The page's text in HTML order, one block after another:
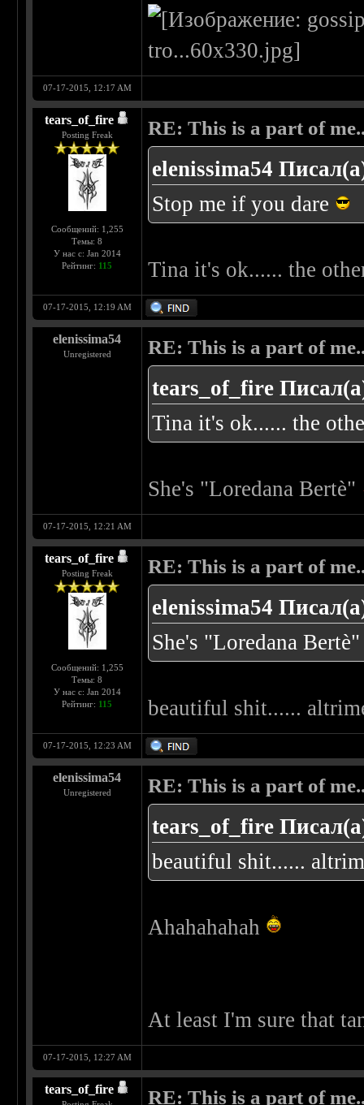
07-17-2015, 12:17 AM
tears_of_fire
Posting Freak
Сообщений: 1,255
Темы: 8
У нас с: Jan 2014
Рейтинг: 115
RE: This is a part of
elenissima54
Stop me if you dare
Tina it's ok...... the
07-17-2015, 12:19 AM
elenissima54
Unregistered RE: This is a part of
tears_of_fire
Tina it's ok...... the
She's "Loredana Bertè"
07-17-2015, 12:21 AM
tears_of_fire
Posting Freak
Сообщений: 1,255
Темы: 8
У нас с: Jan 2014
Рейтинг: 115
RE: This is a part of
elenissima54
She's "Loredana
beautiful shit......
07-17-2015, 12:23 AM
elenissima54
Unregistered RE: This is a part of
tears_of_fire
beautiful shit......
Ahahahahah
At least I'm sure that
07-17-2015, 12:27 AM
tears_of_fire RE: This is a part of